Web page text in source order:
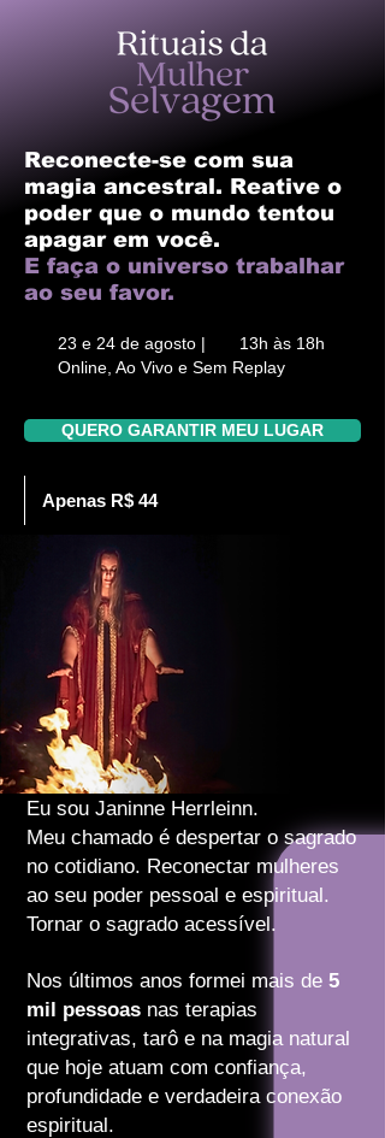
Reconecte-se com sua
magia ancestral. Reative o
poder que o mundo tentou
apagar em você.
E faça o universo trabalhar
ao seu favor.
23 e 24 de agosto | 13h às 18h
Online, Ao Vivo e Sem Replay
QUERO GARANTIR MEU LUGAR
Apenas R$ 44
Eu sou Janinne Herrleinn.
Meu chamado é despertar o sagrado
no cotidiano. Reconectar mulheres
ao seu poder pessoal e espiritual.
Tornar o sagrado acessível.
Nos últimos anos formei mais de 5
mil pessoas nas terapias
integrativas, tarô e na magia natural
que hoje atuam com confiança,
profundidade e verdadeira conexão
espiritual.